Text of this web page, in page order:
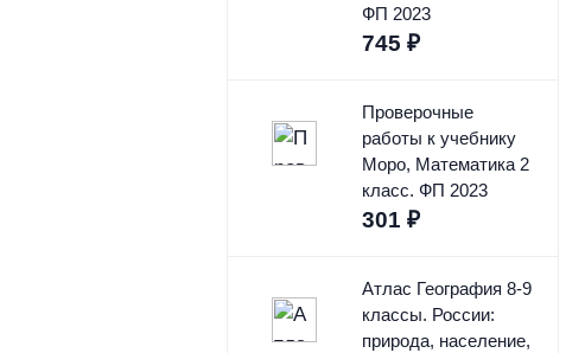
ФП 2023
745 ₽
Проверочные
работы к учебнику
Моро, Математика 2
класс. ФП 2023
301 ₽
Атлас География 8-9
классы. России:
природа, население,